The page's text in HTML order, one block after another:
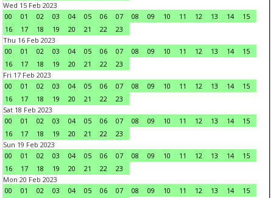
Wed 15 Feb 2023
00
01 02 03 04 05 06 07 08 09 10 11 12 13 14
15
16
17 18 19 20 21 22
23
Thu 16 Feb 2023
00
01 02 03 04 05 06 07 08 09 10 11 12 13 14
15
16
17 18 19 20 21 22
23
Fri 17 Feb 2023
00
01 02 03 04 05 06 07 08 09 10 11 12 13 14
15
16
17 18 19 20 21 22
23
Sat 18 Feb 2023
00
01 02 03 04 05 06 07 08 09 10 11 12 13 14
15
16
17 18 19 20 21 22
23
Sun 19 Feb 2023
00
01 02 03 04 05 06 07 08 09 10 11 12 13 14
15
16
17 18 19 20 21 22
23
Mon 20 Feb 2023
00
01 02 03 04 05 06 07 08 09 10 11 12 13 14
15